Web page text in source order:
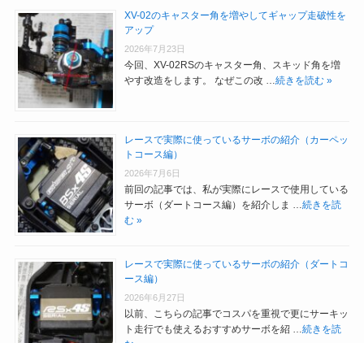
XV-02のキャスター角を増やしてギャップ走破性を
アップ
2026年7月23日
今回、XV-02RSのキャスター角、スキッド角を増
やす改造をします。 なぜこの改 …続きを読む »
レースで実際に使っているサーボの紹介（カーペッ
トコース編）
2026年7月6日
前回の記事では、私が実際にレースで使用している
サーボ（ダートコース編）を紹介しま …続きを読
む »
レースで実際に使っているサーボの紹介（ダートコ
ース編）
2026年6月27日
以前、こちらの記事でコスパを重視で更にサーキッ
ト走行でも使えるおすすめサーボを紹 …続きを読